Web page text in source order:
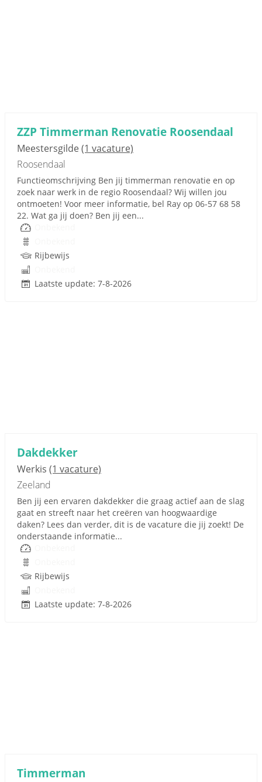
ZZP Timmerman Renovatie Roosendaal
Meestersgilde(1 vacature)
Roosendaal
Functieomschrijving Ben jij timmerman renovatie en op
zoek naar werk in de regio Roosendaal? Wij willen jou
ontmoeten! Voor meer informatie, bel Ray op 06-57 68 58
22. Wat ga jij doen? Ben jij een...
Rijbewijs
Laatste update: 7-8-2026
Dakdekker
Werkis (1 vacature)
Zeeland
Ben jij een ervaren dakdekker die graag actief aan de slag
gaat en streeft naar het creëren van hoogwaardige
daken? Lees dan verder, dit is de vacature die jij zoekt! De
onderstaande informatie...
Rijbewijs
Laatste update: 7-8-2026
Timmerman